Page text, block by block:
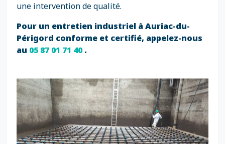
une intervention de qualité.
Pour un entretien industriel à Auriac-du-
Périgord conforme et certifié, appelez-nous
au 05 87 01 71 40.